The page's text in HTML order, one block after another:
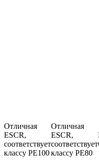
Отличная
ESCR,
соответствует
классу РЕ100
Отличная
ESCR,
соответствует
классу РЕ80